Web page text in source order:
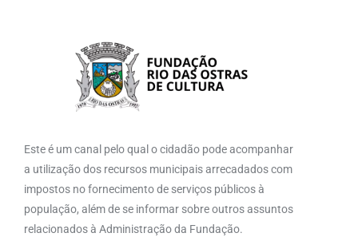
Este é um canal pelo qual o cidadão pode acompanhar
a utilização dos recursos municipais arrecadados com
impostos no fornecimento de serviços públicos à
população, além de se informar sobre outros assuntos
relacionados à Administração da Fundação.